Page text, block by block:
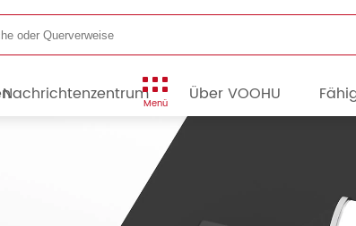
NachrichtenzentrumMenü Über VOOHU